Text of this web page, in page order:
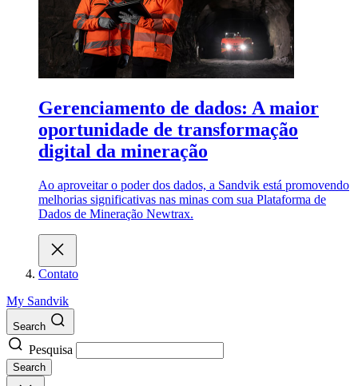
Gerenciamento de dados: A maior
oportunidade de transformação
digital da mineração
Ao aproveitar o poder dos dados, a Sandvik está promovendo
melhorias significativas nas minas com sua Plataforma de
Dados de Mineração Newtrax.
Contato
My Sandvik
Search
Pesquisa
Search